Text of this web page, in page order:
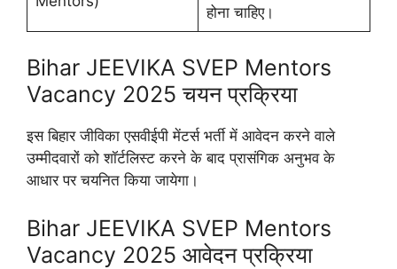
होना चाहिए।
Bihar JEEVIKA SVEP Mentors
Vacancy 2025 चयन प्रक्रिया
इस बिहार जीविका एसवीईपी मेंटर्स भर्ती में आवेदन करने वाले
उम्मीदवारों को शॉर्टलिस्ट करने के बाद प्रासंगिक अनुभव के
आधार पर चयनित किया जायेगा।
Bihar JEEVIKA SVEP Mentors
Vacancy 2025 आवेदन प्रक्रिया